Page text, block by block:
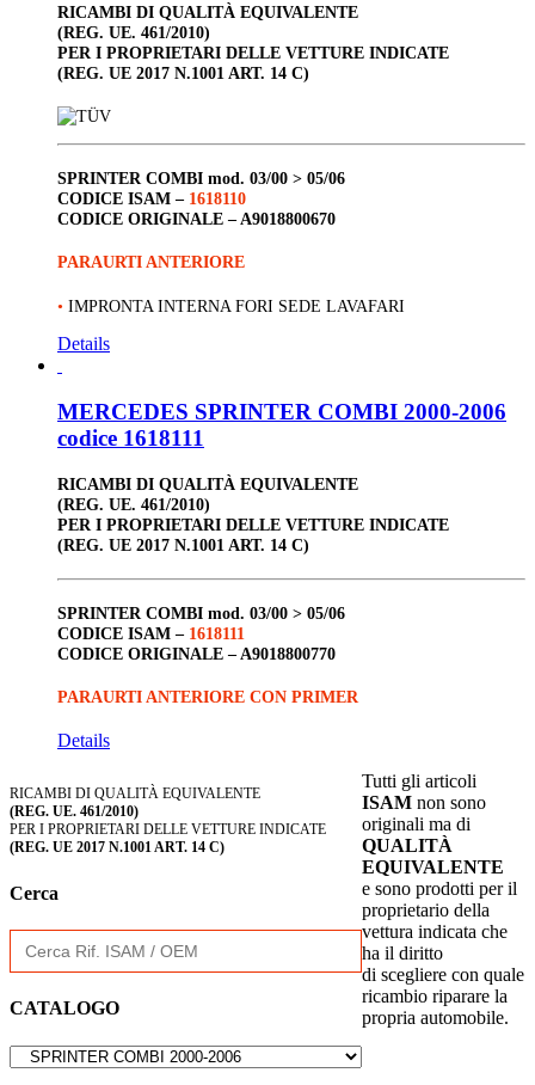
RICAMBI DI QUALITÀ EQUIVALENTE
(REG. UE. 461/2010)
PER I PROPRIETARI DELLE VETTURE INDICATE
(REG. UE 2017 N.1001 ART. 14 C)
SPRINTER COMBI mod. 03/00 > 05/06
CODICE ISAM – 1618110
CODICE ORIGINALE –A9018800670
PARAURTI ANTERIORE
• IMPRONTA INTERNA FORI SEDE LAVAFARI
Details
MERCEDES SPRINTER COMBI 2000-2006
codice 1618111
RICAMBI DI QUALITÀ EQUIVALENTE
(REG. UE. 461/2010)
PER I PROPRIETARI DELLE VETTURE INDICATE
(REG. UE 2017 N.1001 ART. 14 C)
SPRINTER COMBI mod. 03/00 > 05/06
CODICE ISAM – 1618111
CODICE ORIGINALE – A9018800770
PARAURTI ANTERIORE CON PRIMER
Details
RICAMBI DI QUALITÀ EQUIVALENTE
(REG. UE. 461/2010)
PER I PROPRIETARI DELLE VETTURE INDICATE
(REG. UE 2017 N.1001 ART. 14 C)
Cerca
Search
for:
CATALOGO
Tutti gli articoli
ISAM non sono
originali ma di
QUALITÀ
EQUIVALENTE
e sono prodotti per il
proprietario della
vettura indicata che
ha il diritto
di scegliere con quale
ricambio riparare la
propria automobile.